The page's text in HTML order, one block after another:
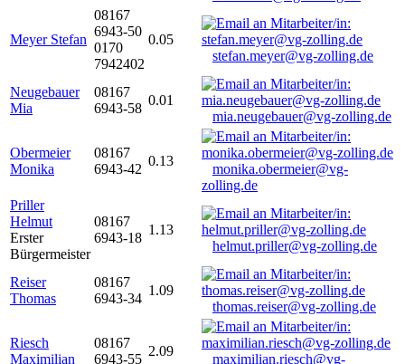
Meyer Stefan
08167
6943-50
0170
7942402
0.05
stefan.meyer@vg-zolling.de
Neugebauer
Mia
08167
6943-58
0.01
mia.neugebauer@vg-zolling.de
Obermeier
Monika
08167
6943-42
0.13
monika.obermeier@vg-
zolling.de
Priller
Helmut
Erster
Bürgermeister
08167
6943-18
1.13
helmut.priller@vg-zolling.de
Reiser
Thomas
08167
6943-34
1.09
thomas.reiser@vg-zolling.de
Riesch
Maximilian
08167
6943-55
2.09
maximilian.riesch@vg-